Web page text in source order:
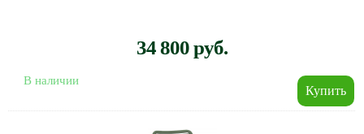
34 800 руб.
В наличии